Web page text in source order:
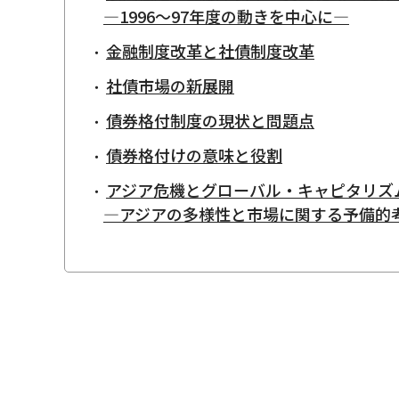
―1996〜97年度の動きを中心に―
金融制度改革と社債制度改革
社債市場の新展開
債券格付制度の現状と問題点
債券格付けの意味と役割
アジア危機とグローバル・キャピタリズ
―アジアの多様性と市場に関する予備